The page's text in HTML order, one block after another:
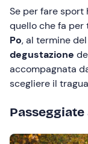
Se per fare sport
quello che fa per
Po, al termine
degustazione
accompagnata
scegliere il